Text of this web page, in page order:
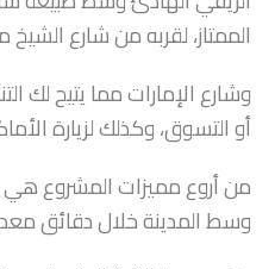
الممتاز، لقربه من شارع الشيخ
وشارع الإمارات مما يتيح لك
أو التسوق، وكذلك لزيارة
من أروع مميزات المشروع
وسط المدينة خلال دقائق